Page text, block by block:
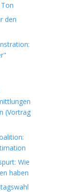
den
(Vortrag
Wie
haben